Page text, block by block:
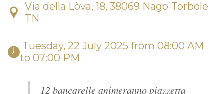
Via della Lòva, 18, 38069 Nago-Torbole
TN
to 07:00 PM
12 bancarelle animeranno piazzetta